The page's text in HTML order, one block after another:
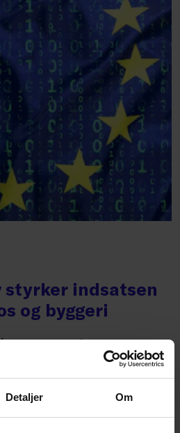
Detaljer Om
styrker indsatsen
og byggeri
energi,
kommer til at